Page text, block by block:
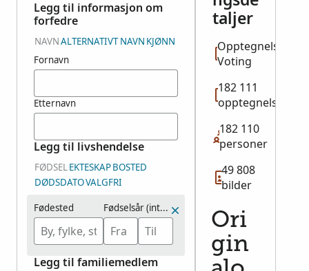
Legg til informasjon om
forfedre
NAVNALTERNATIVT NAVN KJØNN
Fornavn
Etternavn
Legg til livshendelse
FØDSELEKTESKAPBOSTED
DØDSDATOVALGFRI
Fødested Fødselsår (intervall)
Legg til familiemedlem
taljer
Voting
182 111
opptegnelser
182 110
personer
49 808
bilder
Ori
gin